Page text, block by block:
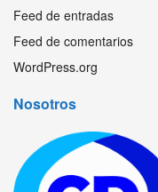
Feed de entradas
Feed de comentarios
WordPress.org
Nosotros